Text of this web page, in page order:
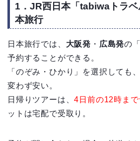
1．JR西日本「tabiwaトラベ
本旅行
日本旅行では、 大阪発 ・ 広島発の「
予約することができる。
「のぞみ・ひかり」を選択しても
変わず安い。
日帰りツアーは、4日前の12時ま
ットは宅配で受取り。